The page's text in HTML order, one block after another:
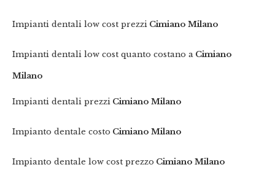
Impianti dentali low cost prezzi Cimiano Milano
Impianti dentali low cost quanto costano a Cimiano
Milano
Impianti dentali prezzi Cimiano Milano
Impianto dentale costo Cimiano Milano
Impianto dentale low cost prezzo Cimiano Milano